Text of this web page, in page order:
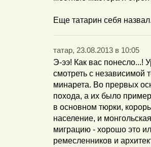
Еще татарин себя
татар, 23.08.2013 в 10:05
Э-ээ! Как вас понесло...!
смотреть с независимой
минарета. Во прервых
похода, а их было
в основном тюрки,
население, и
миграцию - хорошо это
ремесленников и